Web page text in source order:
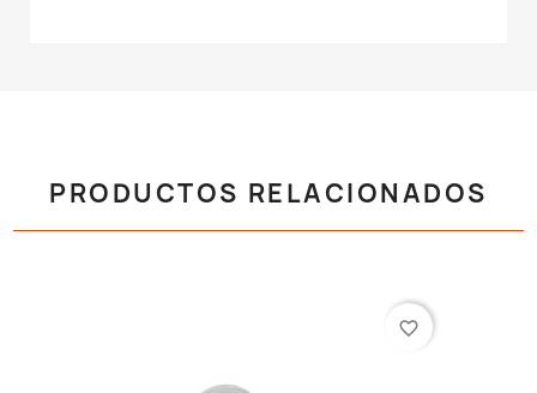
PRODUCTOS RELACIONADOS
favorite_border